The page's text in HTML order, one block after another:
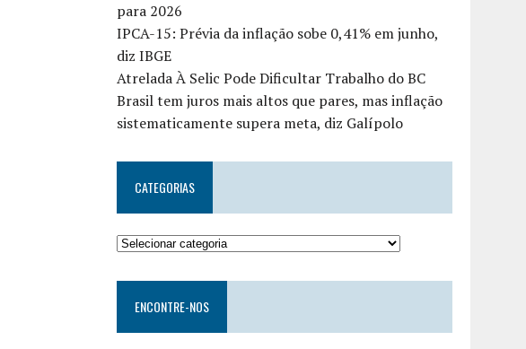
para 2026
IPCA-15: Prévia da inflação sobe 0,41% em junho,
diz IBGE
Atrelada À Selic Pode Dificultar Trabalho do BC
Brasil tem juros mais altos que pares, mas inflação
sistematicamente supera meta, diz Galípolo
CATEGORIAS
ENCONTRE-NOS